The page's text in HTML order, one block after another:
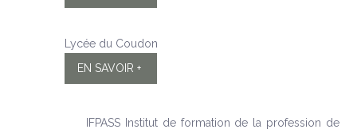
Lycée du Coudon
EN SAVOIR +
IFPASS Institut de formation de la profession de